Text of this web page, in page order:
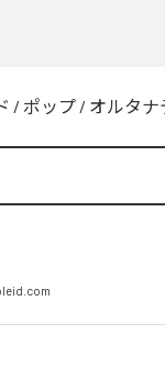
/ ポップ / オルタナ